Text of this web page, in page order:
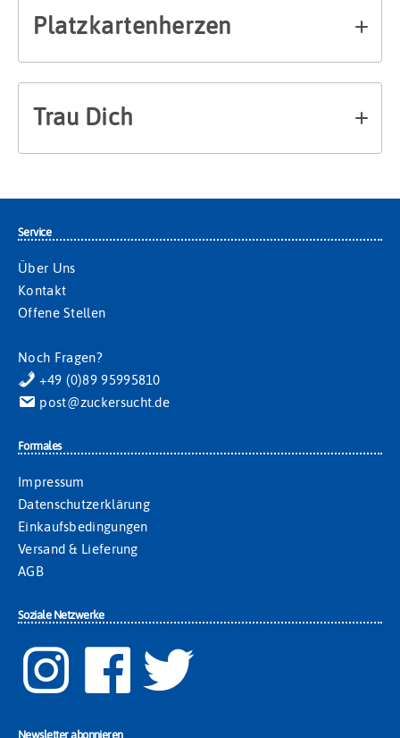
Platzkartenherzen
Trau Dich
Service
Über Uns
Kontakt
Offene Stellen
Noch Fragen?
+49 (0)89 95995810
post@zuckersucht.de
Formales
Impressum
Datenschutzerklärung
Einkaufsbedingungen
Versand & Lieferung
AGB
Soziale Netzwerke
Newsletter abonnieren